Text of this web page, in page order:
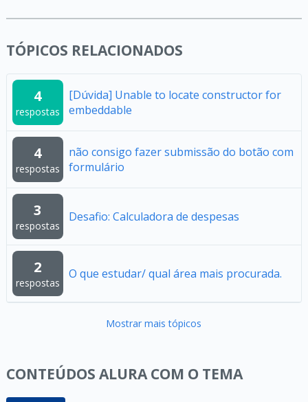
TÓPICOS RELACIONADOS
4
respostas
[Dúvida] Unable to locate constructor for
embeddable
4
respostas
não consigo fazer submissão do botão com
formulário
3
respostas
Desafio: Calculadora de despesas
2
respostas
O que estudar/ qual área mais procurada.
Mostrar mais tópicos
CONTEÚDOS ALURA COM O TEMA